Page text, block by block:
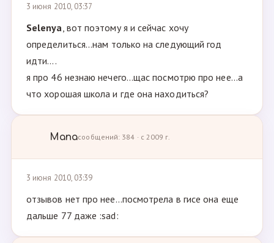
3 июня 2010, 03:37
Selenya, вот поэтому я и сейчас хочу
определиться...нам только на следующий год
идти....
я про 46 незнаю нечего...щас посмотрю про нее...а
что хорошая школа и где она находиться?
Мапасообщений: 384 · с 2009 г.
3 июня 2010, 03:39
отзывов нет про нее...посмотрела в гисе она еще
дальше 77 даже :sad: